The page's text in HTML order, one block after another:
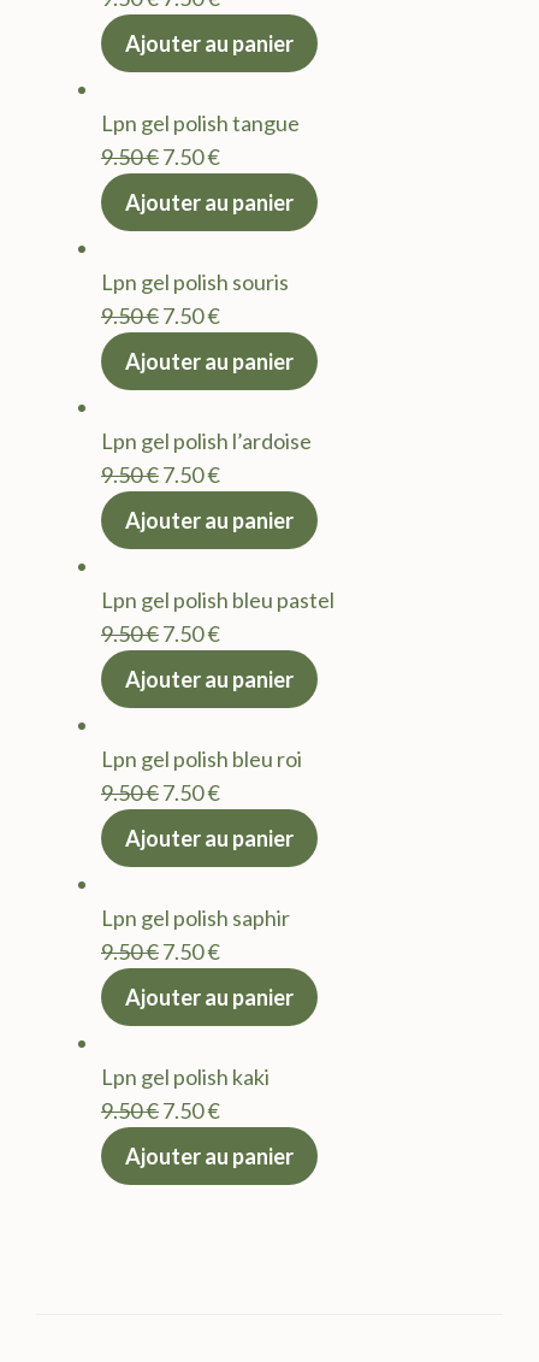
prix
9.50 €.
actuel
7.50 €.
Ajouter au panier
Lpn gel polish tangue
9.50€Le
prix
9.50 €.
7.50€Le
actuel
7.50 €.
Ajouter au panier
Lpn gel polish souris
9.50€Le
prix
9.50 €.
7.50€Le
actuel
7.50 €.
Ajouter au panier
Lpn gel polish l’ardoise
9.50€Le
prix
9.50 €.
7.50€Le
actuel
7.50 €.
Ajouter au panier
Lpn gel polish bleu pastel
9.50€Le
prix
9.50 €.
7.50€Le
actuel
7.50 €.
Ajouter au panier
Lpn gel polish bleu roi
9.50€Le
prix
9.50 €.
7.50€Le
actuel
7.50 €.
Ajouter au panier
Lpn gel polish saphir
9.50€Le
prix
9.50 €.
7.50€Le
actuel
7.50 €.
Ajouter au panier
Lpn gel polish kaki
9.50€Le
prix
7.50€Le
actuel
Ajouter au panier